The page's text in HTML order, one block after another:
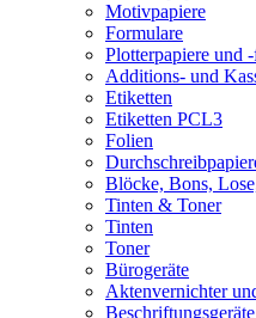
Motivpapiere
Formulare
Plotterpapiere und
Additions- und
Etiketten
Etiketten PCL3
Folien
Blöcke, Bons,
Tinten & Toner
Tinten
Toner
Bürogeräte
Aktenvernichter